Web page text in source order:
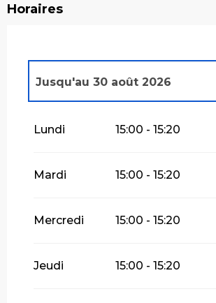
Horaires
Du6 juin 2026au7 juin 2026
Du 20 juin 2026au 21 juin 2026
Jusqu'au 30 août 2026
Lundi 15:00 - 15:20
Mardi 15:00 - 15:20
Mercredi 15:00 - 15:20
Jeudi 15:00 - 15:20